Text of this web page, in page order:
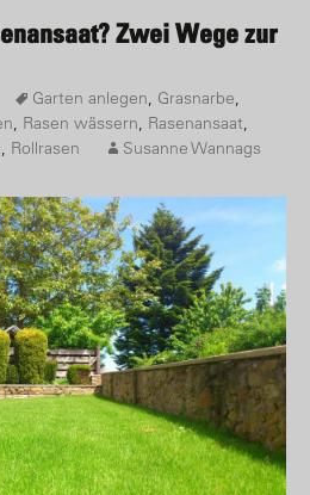
Zwei Wege zur
Garten anlegen, Grasnarbe,
, Rasen wässern, Rasenansaat,
, Rollrasen Susanne Wannags